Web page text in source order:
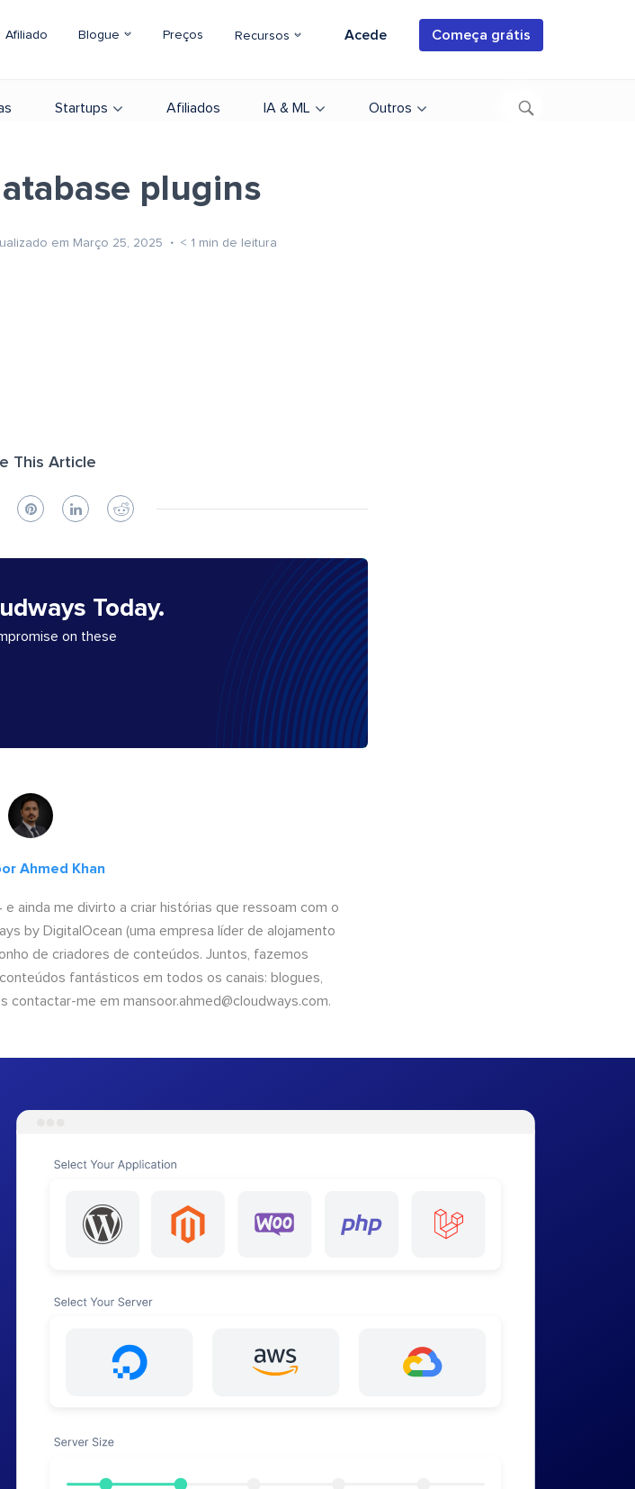
Afiliado Blogue Preços Recursos Acede Começa grátis
Startups Afiliados IA & ML Outros
plugins
em Março 25, 2025 < 1 min de leitura
This Article
Today.
on these
Ahmed Khan
ainda me divirto a criar histórias que ressoam com o
by DigitalOcean (uma empresa líder de alojamento
de criadores de conteúdos. Juntos, fazemos
fantásticos em todos os canais: blogues,
contactar-me em mansoor.ahmed@cloudways.com.